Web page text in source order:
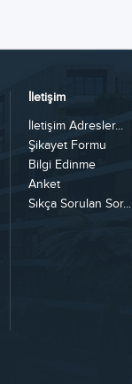
İletişim
İletişim Adresler...
Şikayet Formu
Bilgi Edinme
Anket
Sıkça Sorulan Sor...